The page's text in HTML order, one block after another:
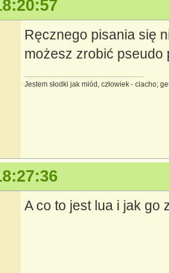
Ręcznego pisania się
możesz zrobić pseudo
Jestem słodki jak miód, człowiek - ciacho;
A co to jest lua i jak go